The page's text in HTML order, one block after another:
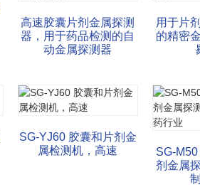
高速胶囊片剂金属探测
器，用于药品检测的自
动金属探测器
用于片
的精密
SG-YJ60 胶囊和片剂金
属检测机，高速
SG-
剂金属